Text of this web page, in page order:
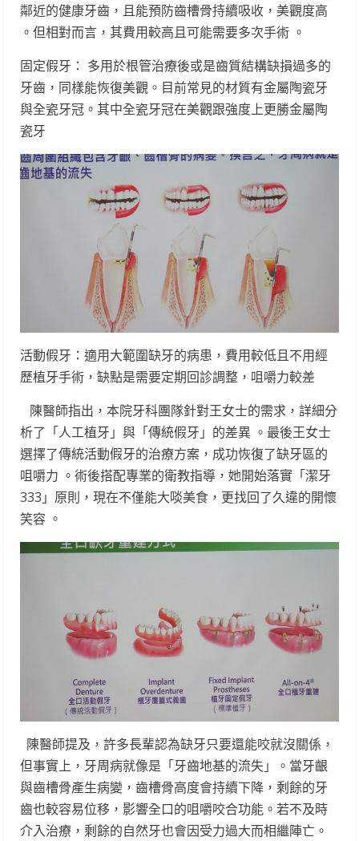
鄰近的健康牙齒，且能預防齒槽骨持續吸收，美觀度高
。但相對而言，其費用較高且可能需要多次手術 。
固定假牙： 多用於根管治療後或是齒質結構缺損過多的
牙齒，同樣能恢復美觀。目前常見的材質有金屬陶瓷牙
與全瓷牙冠。其中全瓷牙冠在美觀跟強度上更勝金屬陶
瓷牙
活動假牙：適用大範圍缺牙的病患，費用較低且不用經
歷植牙手術，缺點是需要定期回診調整，咀嚼力較差
陳醫師指出，本院牙科團隊針對王女士的需求，詳細分
析了「人工植牙」與「傳統假牙」的差異 。最後王女士
選擇了傳統活動假牙的治療方案，成功恢復了缺牙區的
咀嚼力 。術後搭配專業的衛教指導，她開始落實「潔牙
333」原則，現在不僅能大啖美食，更找回了久違的開懷
笑容 。
陳醫師提及，許多長輩認為缺牙只要還能咬就沒關係，
但事實上，牙周病就像是「牙齒地基的流失」。當牙齦
與齒槽骨產生病變，齒槽骨高度會持續下降，剩餘的牙
齒也較容易位移，影響全口的咀嚼咬合功能。若不及時
介入治療，剩餘的自然牙也會因受力過大而相繼陣亡。